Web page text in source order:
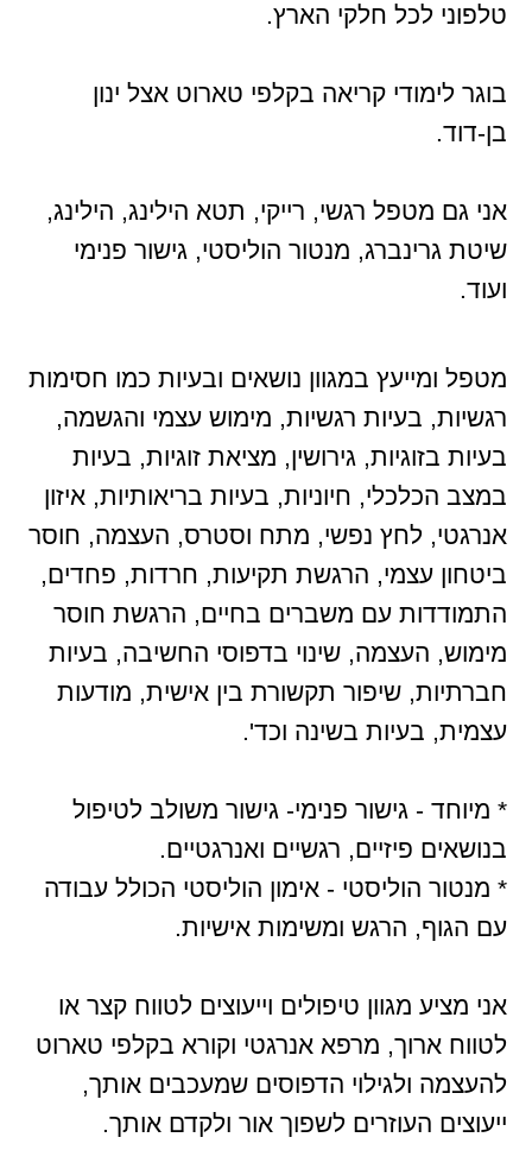
טלפוני לכל חלקי הארץ.
בוגר לימודי קריאה בקלפי טארוט אצל ינון
בן-דוד.
אני גם מטפל רגשי, רייקי, תטא הילינג, הילינג,
שיטת גרינברג, מנטור הוליסטי, גישור פנימי
ועוד.
מטפל ומייעץ במגוון נושאים ובעיות כמו חסימות
רגשיות, בעיות רגשיות, מימוש עצמי והגשמה,
בעיות בזוגיות, גירושין, מציאת זוגיות, בעיות
במצב הכלכלי, חיוניות, בעיות בריאותיות, איזון
אנרגטי, לחץ נפשי, מתח וסטרס, העצמה, חוסר
ביטחון עצמי, הרגשת תקיעות, חרדות, פחדים,
התמודדות עם משברים בחיים, הרגשת חוסר
מימוש, העצמה, שינוי בדפוסי החשיבה, בעיות
חברתיות, שיפור תקשורת בין אישית, מודעות
עצמית, בעיות בשינה וכד'.
* מיוחד - גישור פנימי- גישור משולב לטיפול
בנושאים פיזיים, רגשיים ואנרגטיים.
* מנטור הוליסטי - אימון הוליסטי הכולל עבודה
עם הגוף, הרגש ומשימות אישיות.
אני מציע מגוון טיפולים וייעוצים לטווח קצר או
לטווח ארוך, מרפא אנרגטי וקורא בקלפי טארוט
להעצמה ולגילוי הדפוסים שמעכבים אותך,
ייעוצים העוזרים לשפוך אור ולקדם אותך.